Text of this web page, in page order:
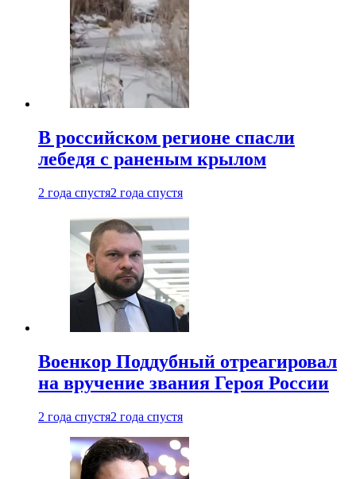
В российском регионе спасли
лебедя с раненым крылом
2 года спустя2 года спустя
Военкор Поддубный отреагировал
на вручение звания Героя России
2 года спустя2 года спустя